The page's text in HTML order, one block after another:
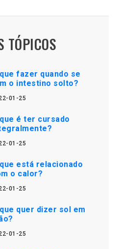
TÓPICOS
fazer quando se
o intestino solto?
01-25
é ter cursado
01-25
está relacionado
o calor?
01-25
quer dizer sol em
01-25